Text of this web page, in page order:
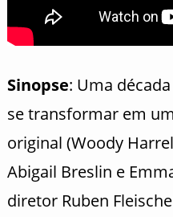
Sinopse: Uma
se transformar em
original (Woody
Abigail Breslin e
diretor Ruben